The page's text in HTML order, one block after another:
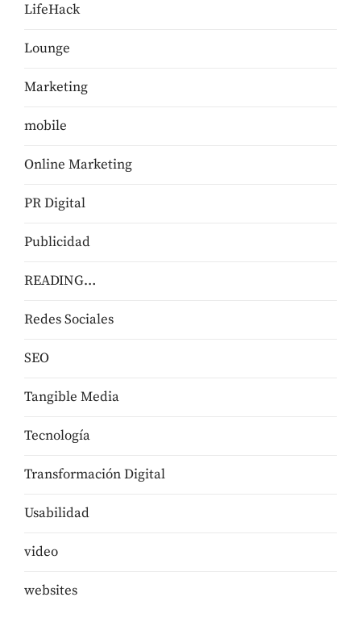
LifeHack
Lounge
Marketing
mobile
Online Marketing
PR Digital
Publicidad
READING…
Redes Sociales
SEO
Tangible Media
Tecnologí­a
Transformación Digital
Usabilidad
video
websites